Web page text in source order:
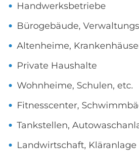
Handwerksbetriebe
Bürogebäude,
Altenheime,
Private Haushalte
Wohnheime, Schulen, etc.
Fitnesscenter,
Tankstellen,
Landwirtschaft, Kläranlage